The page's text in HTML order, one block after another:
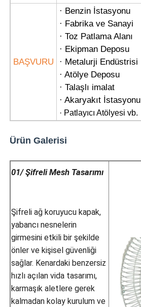
BAŞVURU
· Benzin İstasyonu
· Fabrika ve Sanayi
· Toz Patlama Alanı
· Ekipman Deposu
· Metalurji Endüstrisi
· Atölye Deposu
· Talaşlı imalat
· Akaryakıt İstasyonu
· Patlayıcı Atölyesi vb.
Ürün Galerisi
01/ Şifreli Mesh Tasarımı
Şifreli ağ koruyucu kapak,
yabancı nesnelerin
girmesini etkili bir şekilde
önler ve kişisel güvenliği
sağlar. Kenardaki benzersiz
hızlı açılan vida tasarımı,
karmaşık aletlere gerek
kalmadan kolay kurulum ve